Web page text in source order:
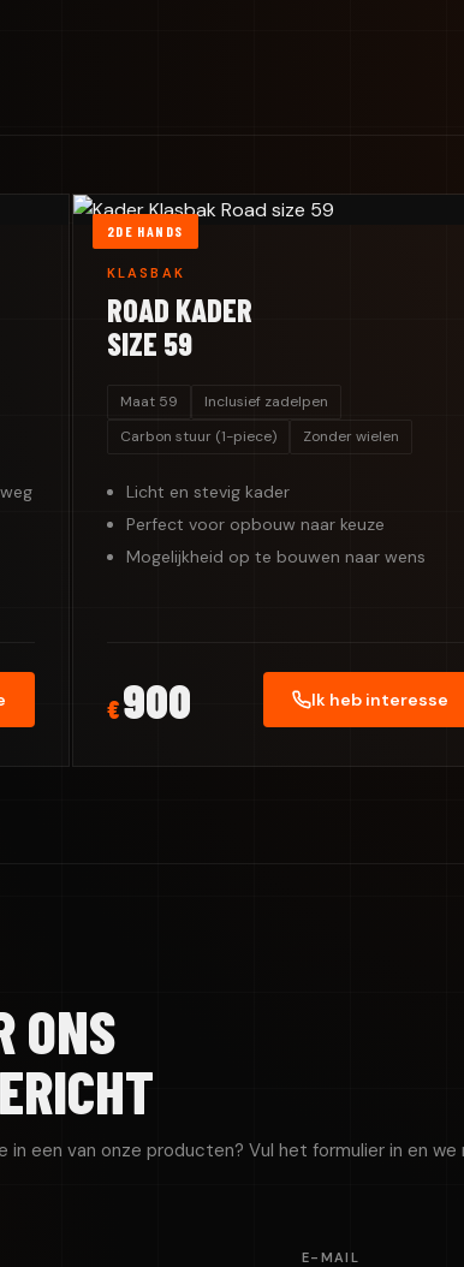
2DE HANDS
KLASBAK
ROAD KADER
SIZE 59
Maat 59
Inclusief zadelpen
Carbon stuur (1-piece)
Zonder wielen
Licht en stevig kader
Perfect voor opbouw naar keuze
Mogelijkheid op te bouwen naar wens
€900 Ik heb interesse
ONS
in een van onze producten? Vul het formulier in en we
E-MAIL